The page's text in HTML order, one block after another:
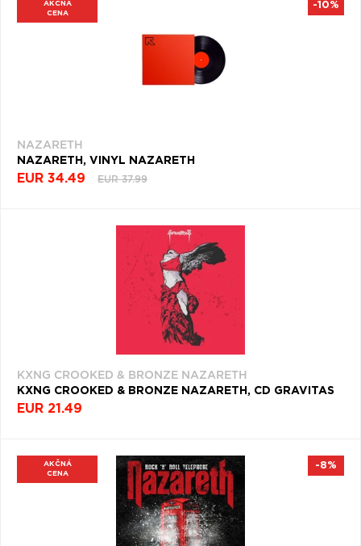
AKČNÁ
CENA
NAZARETH
NAZARETH, VINYL NAZARETH
EUR 34.49 EUR 37.99
-10%
KXNG CROOKED & BRONZE NAZARETH
KXNG CROOKED & BRONZE NAZARETH, CD GRAVITAS
EUR 21.49
AKČNÁ
CENA
-8%